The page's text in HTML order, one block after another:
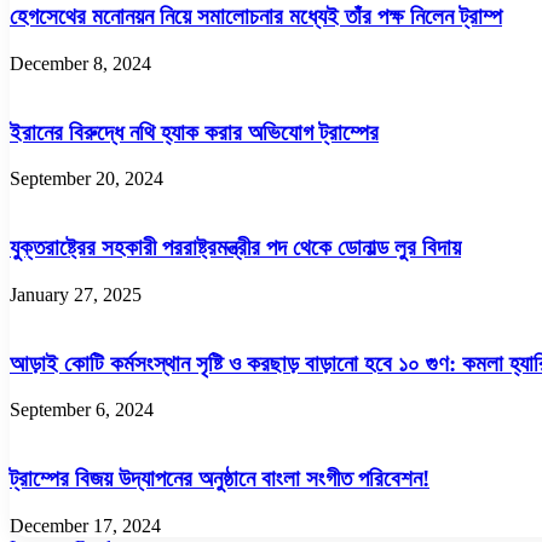
হেগসেথের মনোনয়ন নিয়ে সমালোচনার মধ্যেই তাঁর পক্ষ নিলেন ট্রাম্প
December 8, 2024
ইরানের বিরুদ্ধে নথি হ্যাক করার অভিযোগ ট্রাম্পের
September 20, 2024
যুক্তরাষ্ট্রের সহকারী পররাষ্ট্রমন্ত্রীর পদ থেকে ডোনাল্ড লুর বিদায়
January 27, 2025
আড়াই কোটি কর্মসংস্থান সৃষ্টি ও করছাড় বাড়ানো হবে ১০ গুণ: কমলা
September 6, 2024
ট্রাম্পের বিজয় উদ্‌যাপনের অনুষ্ঠানে বাংলা সংগীত পরিবেশন!
December 17, 2024